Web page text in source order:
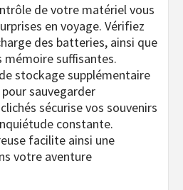
de votre matériel vous
en voyage. Vérifiez
des batteries, ainsi que
mémoire suffisantes.
stockage supplémentaire
sauvegarder
sécurise vos souvenirs
constante.
facilite ainsi une
votre aventure